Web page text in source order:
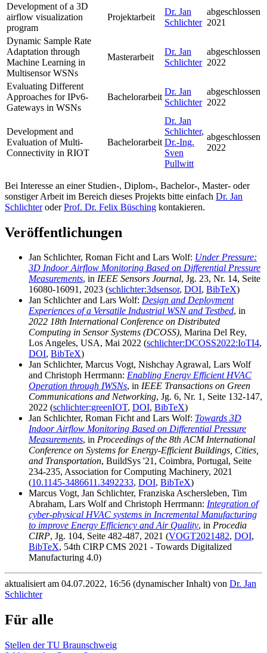
Development of a 3D
airflow visualization
program
Projektarbeit
Dr. Jan
Schlichter
abgeschlossen
2021
Dynamic Sample Rate
Adaptation through
Machine Learning in
Multisensor WSNs
Masterarbeit
Dr. Jan
Schlichter
abgeschlossen
2022
Evaluating Different
Approaches for IPv6-
Gateways in WSNs
Bachelorarbeit
Dr. Jan
Schlichter
abgeschlossen
2022
Development and
Evaluation of Multi-
Connectivity in RIOT
Bachelorarbeit
Dr. Jan
Schlichter,
Dr.-Ing.
Sven
Pullwitt
abgeschlossen
2022
Bei Interesse an einer Studien-, Diplom-, Bachelor-, Master- oder
sonstiger Arbeit im Bereich dieses Projekts bitte einfach Dr. Jan
SchlichteroderProf. Dr. Felix Büsching kontakieren.
Veröffentlichungen
Jan Schlichter, Roman Ficht and Lars Wolf: Under Pressure:
3D Indoor Airflow Monitoring Based on Differential Pressure
Measurements, in IEEE Sensors Journal, Jg. 23, Nr. 14, Seite
16080-16091, 2023 (schlichter:3dsensor, DOI, BibTeX)
Jan Schlichter and Lars Wolf: Design and Deployment
Experiences of a Versatile Industrial WSN and Testbed, in
2022 18th International Conference on Distributed
Computing in Sensor Systems (DCOSS), Marina Del Rey,
Los Angeles, USA, Mai 2022 (schlichter:DCOSS2022:IoTI4,
DOI, BibTeX)
Jan Schlichter, Marcus Vogt, Nishchay Agrawal, Lars Wolf
and Christoph Herrmann: Enabling Energy Efficient HVAC
Operation through IWSNs, in IEEE Transactions on Green
Communications and Networking, Jg. 6, Nr. 1, Seite 132-147,
2022 (schlichter:greenIOT, DOI, BibTeX)
Jan Schlichter, Roman Ficht and Lars Wolf: Towards 3D
Indoor Airflow Monitoring Based on Differential Pressure
Measurements, in Proceedings of the 8th ACM International
Conference on Systems for Energy-Efficient Buildings, Cities,
and Transportation, BuildSys '21, Coimbra, Portugal, Seite
234-235, Association for Computing Machinery, 2021
(10.1145-3486611.3492233, DOI, BibTeX)
Marcus Vogt, Jan Schlichter, Franziska Aschersleben, Tim
Abraham, Lars Wolf and Christoph Herrmann: Integration of
cyber-physical HVAC systems in Incremental Manufacturing
to improve Energy Efficiency and Air Quality, in Procedia
CIRP, Jg. 104, Seite 482-487, 2021 (VOGT2021482, DOI,
BibTeX, 54th CIRP CMS 2021 - Towards Digitalized
Manufacturing 4.0)
aktualisiert am 04.07.2022, 16:56 (dynamischer Inhalt) von Dr. Jan
Schlichter
Für alle
Stellen der TU Braunschweig